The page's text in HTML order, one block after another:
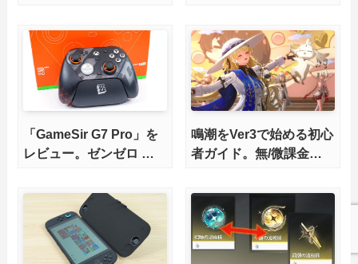
ゲーミングノートPCの
併用にオススメ！
ップデートにも対応可
能！
「GameSir G7 Pro」を
レビュー。ゼンゼロ コ
鳴潮をVer3で始める初心
者ガイド。無/微課金で